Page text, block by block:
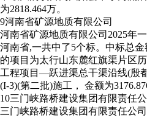
为2818.464万。
9河南省矿源地质有限公司
河南省矿源地质有限公司2025年
河南省,一共中了5个标。中标总金
的项目为太行山东麓红旗渠片区
工程项目—跃进渠总干渠沿线(殷
(I-3)(第二批)施工， 金额为
10三门峡路桥建设集团有限责任公
三门峡路桥建设集团有限责任公